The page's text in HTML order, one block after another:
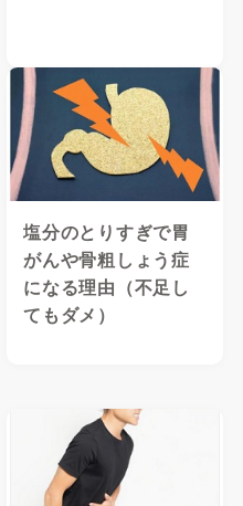
塩分のとりすぎで胃
がんや骨粗しょう症
になる理由（不足し
てもダメ）